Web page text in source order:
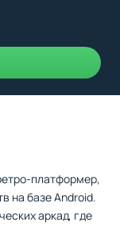
платформер,
на базе Android.
аркад, где